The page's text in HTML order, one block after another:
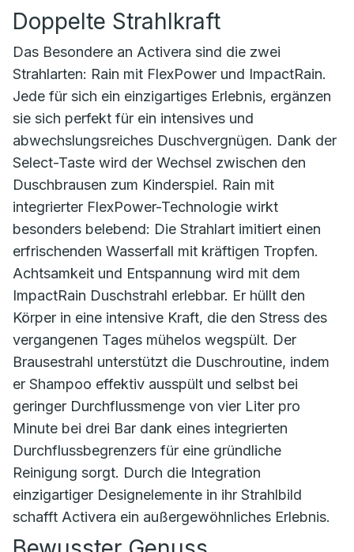
Doppelte Strahlkraft
Das Besondere an Activera sind die zwei
Strahlarten: Rain mit FlexPower und ImpactRain.
Jede für sich ein einzigartiges Erlebnis, ergänzen
sie sich perfekt für ein intensives und
abwechslungsreiches Duschvergnügen. Dank der
Select-Taste wird der Wechsel zwischen den
Duschbrausen zum Kinderspiel. Rain mit
integrierter FlexPower-Technologie wirkt
besonders belebend: Die Strahlart imitiert einen
erfrischenden Wasserfall mit kräftigen Tropfen.
Achtsamkeit und Entspannung wird mit dem
ImpactRain Duschstrahl erlebbar. Er hüllt den
Körper in eine intensive Kraft, die den Stress des
vergangenen Tages mühelos wegspült. Der
Brausestrahl unterstützt die Duschroutine, indem
er Shampoo effektiv ausspült und selbst bei
geringer Durchflussmenge von vier Liter pro
Minute bei drei Bar dank eines integrierten
Durchflussbegrenzers für eine gründliche
Reinigung sorgt. Durch die Integration
einzigartiger Designelemente in ihr Strahlbild
schafft Activera ein außergewöhnliches Erlebnis.